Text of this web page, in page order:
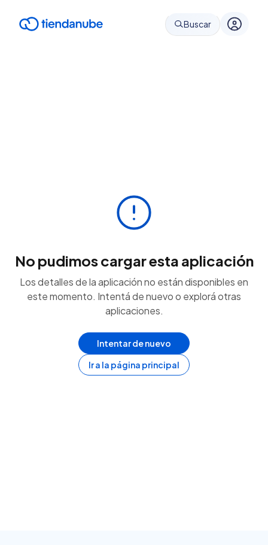
Buscar
No pudimos cargar esta aplicación
Los detalles de la aplicación no están disponibles en
este momento. Intentá de nuevo o explorá otras
aplicaciones.
Intentar de nuevo
Ir a la página principal